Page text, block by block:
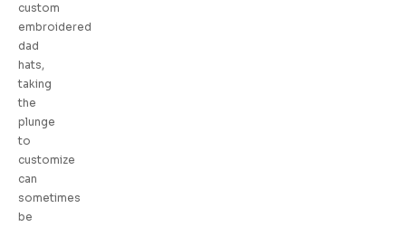
custom
embroidered
dad
hats,
taking
the
plunge
to
customize
can
sometimes
be